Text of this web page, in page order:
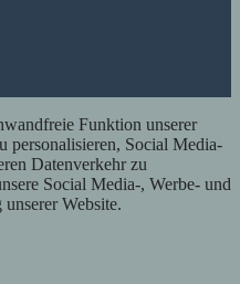
Funktion unserer
personalisieren, Social Media-
Datenverkehr zu
Social Media-, Werbe- und
Website.